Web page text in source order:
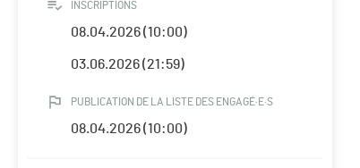
INSCRIPTIONS
08.04.2026 (10:00)
03.06.2026 (21:59)
PUBLICATION DE LA LISTE DES ENGAGÉ·E·S
08.04.2026 (10:00)